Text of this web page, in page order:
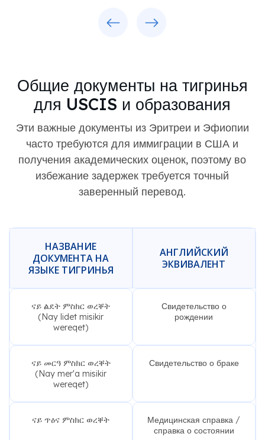
Общие документы на тигринья
для USCIS и образования
Эти важные документы из Эритреи и Эфиопии
часто требуются для иммиграции в США и
получения академических оценок, поэтому во
избежание задержек требуется точный
заверенный перевод.
НАЗВАНИЕ
ДОКУМЕНТА НА
ЯЗЫКЕ ТИГРИНЬЯ
АНГЛИЙСКИЙ
ЭКВИВАЛЕНТ
ናይ ልደት ምስክር ወረቐት
(Nay lidet misikir
wereqet)
Свидетельство о
рождении
ናይ መርዓ ምስክር ወረቐት
(Nay mer'a misikir
wereqet)
Свидетельство о браке
ናይ ጥዕና ምስክር ወረቐት
Медицинская справка /
справка о состоянии